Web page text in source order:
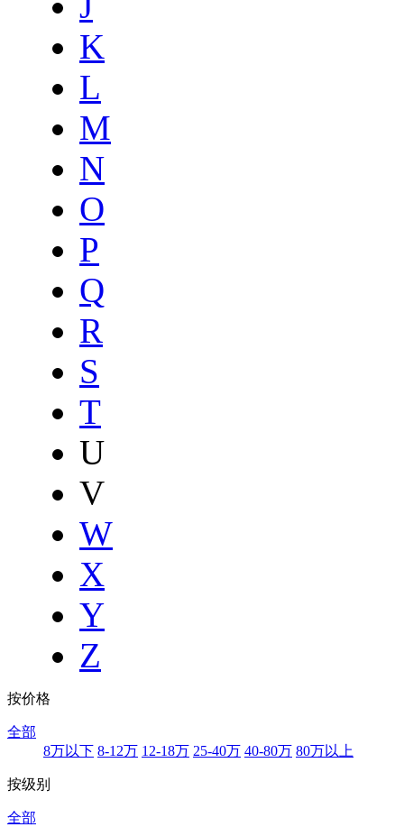
K
L
M
N
O
P
Q
R
S
T
U
V
W
X
Y
Z
按价格
全部
8万以下 8-12万 12-18万 25-40万 40-80万 80万以上
按级别
全部